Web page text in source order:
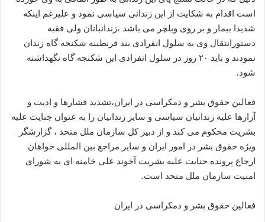
است اقدام به شکایت از این زندانی سیاسی نمود و علیرغم اینکه
شدیدا بیمار و بر روی ویلچر می باشد ،زندانبانان ولی فقیه
دستورانتقال وی به سلول انفرادی بند قرنطینه شکنجه گاه زندان
نمودند و باید ۲۰ روز در سلول انفرادی این شکنجه گاه نگهداشته
شود.
فعالین حقوق بشر و دمکراسی در ایران،تشدید فشارها و اذیت و
آزارها علیه زندانیان سیاسی و سایر زندانیان را به عنوان جنایت علیه
بشریت محکوم می کند و از دبیر کل سازمان ملل متحد ، گزارشگر
ویژه حقوق بشر در امور ایران و سایر مراجع بین المللی خواهان
ارجاع پرونده جنایت علیه بشریت آخوند علی خامنه ای به شورای
امنیت سازمان ملل متحد است.
فعالین حقوق بشر و دمکراسی در ایران